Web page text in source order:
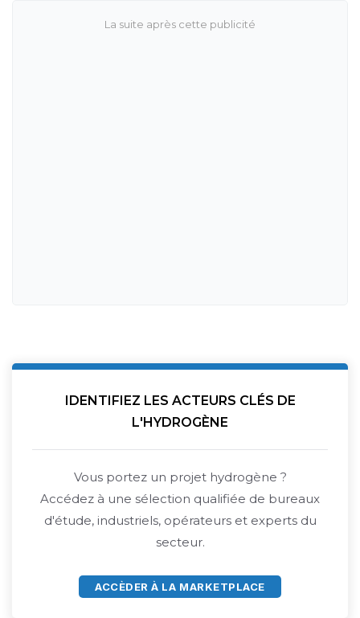
IDENTIFIEZ LES ACTEURS CLÉS DE
L'HYDROGÈNE
Vous portez un projet hydrogène ?
Accédez à une sélection qualifiée de bureaux
d'étude, industriels, opérateurs et experts du
secteur.
ACCÈDER À LA MARKETPLACE